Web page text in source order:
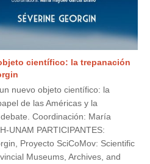
científico: la trepanación
nuevo objeto científico: la
de las Américas y la
Coordinación: María
UNAM PARTICIPANTES:
Proyecto SciCoMov: Scientific
Museums, Archives, and